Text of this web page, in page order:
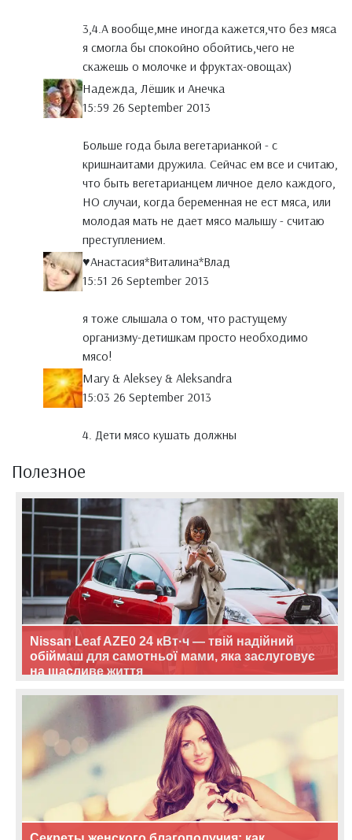
3,4.А вообще,мне иногда кажется,что без мяса
я смогла бы спокойно обойтись,чего не
скажешь о молочке и фруктах-овощах)
Надежда, Лёшик и Анечка
15:59 26 September 2013
Больше года была вегетарианкой - с
кришнаитами дружила. Сейчас ем все и считаю,
что быть вегетарианцем личное дело каждого,
НО случаи, когда беременная не ест мяса, или
молодая мать не дает мясо малышу - считаю
преступлением.
♥Анастасия*Виталина*Влад
15:51 26 September 2013
я тоже слышала о том, что растущему
организму-детишкам просто необходимо
мясо!
Mary & Aleksey & Aleksandra
15:03 26 September 2013
4. Дети мясо кушать должны
Полезное
Nissan Leaf AZE0 24 кВт·ч — твій надійний
обіймаш для самотньої мами, яка заслуговує
на щасливе життя